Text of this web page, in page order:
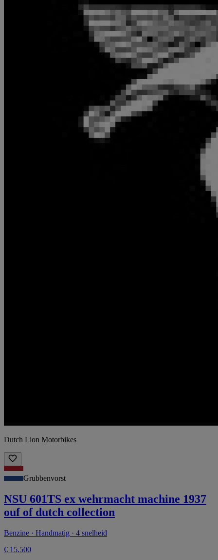
Dutch Lion Motorbikes
Grubbenvorst
NSU 601TS ex wehrmacht machine 1937
ouf of dutch collection
Benzine · Handmatig · 4 snelheid
€ 15.500